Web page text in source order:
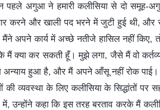
पहले अगुआ ने हमारी कलीसिया से दो समूह-
करने और खाली पद भरने में जुटी हुई थी, और
अपने कार्य में अच्छे नतीजे हासिल नहीं
मैं क्या कर सकती हूँ। मुझे लगा, जैसे मैं वो
अन्याय हुआ है, और मैं अपने आँसू नहीं रोक
की व्यवस्था के लिए कलीसिया के सिद्धांतों पर
उन्होंने कहा कि इस तरह बरताव करके मैं